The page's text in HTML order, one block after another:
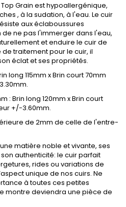
Grain est hypoallergénique,
, à la sudation, à l'eau. Le cuir
aux éclaboussures
ne pas l'immerger dans l'eau,
et enduire le cuir de
traitement pour le cuir, il
éclat et ses propriétés.
long 115mm x Brin court 70mm
: Brin long 120mm x Brin court
+/-3.60mm.
de 2mm de celle de l'entre-
matière noble et vivante, ses
authenticité: le cuir parfait
rides ou variations de
unique de nos cuirs. Ne
à toutes ces petites
montre deviendra une pièce de